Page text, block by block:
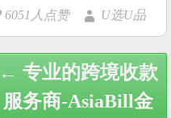
6051人点赞 U选U品
← 专业的跨境收款
服务商-AsiaBill金